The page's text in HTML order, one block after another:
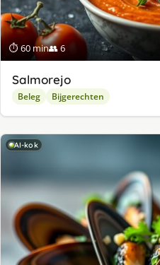
⏱ 60 min👥 6
Salmorejo
Beleg Bijgerechten
AI-kok